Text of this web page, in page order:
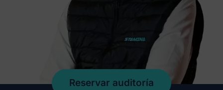
Reservar auditoría